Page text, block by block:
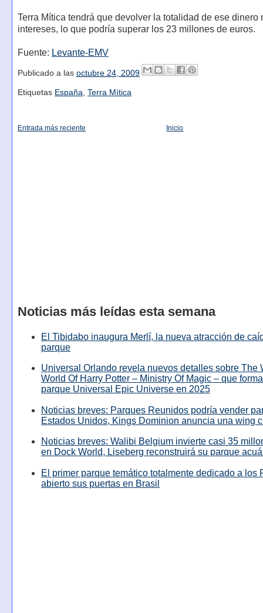
Terra Mítica tendrá que devolver la totalidad de ese dinero
intereses, lo que podría superar los 23 millones de euros.
Fuente: Levante-EMV
Publicado a las octubre 24, 2009
Etiquetas España Terra Mítica
Entrada más reciente Inicio
Noticias más leídas esta semana
El Tibidabo inaugura Merlí, la nueva atracción de
parque
Universal Orlando revela nuevos detalles sobre The
World Of Harry Potter – Ministry Of Magic – que
parque Universal Epic Universe en 2025
Noticias breves: Parques Reunidos podría vender
Estados Unidos, Kings Dominion anuncia una wing
Noticias breves: Walibi Belgium invierte casi 35
en Dock World, Liseberg reconstruirá su parque
El primer parque temático totalmente dedicado a los
abierto sus puertas en Brasil